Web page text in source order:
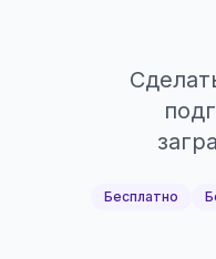
Бесплатно